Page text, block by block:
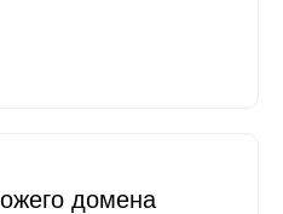
домена